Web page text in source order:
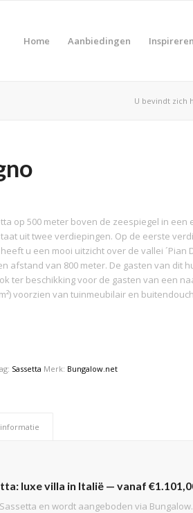
Home Aanbiedingen
U bevindt zich
op 500 meter boven de zeespiegel in
uit twee verdiepingen. Op de eerste
u een mooi uitzicht over de vallei ´Pian
afstand van 800 meter. De gasten van dit
ter beschikking voor de gasten van een
voorzien van tuinmeubilair en
Sassetta Merk: Bungalow.net
luxe villa in Italië — vanaf
en wordt aangeboden via